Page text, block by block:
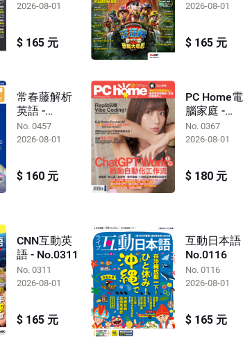
2026-08-01
$ 165 元
2026-08-01
$ 165 元
常春藤解析
英語 -
No.0457
No. 0457
2026-08-01
$ 160 元
PC Home電
腦家庭 -
No.0367
No. 0367
2026-08-01
$ 180 元
CNN互動英
語 - No.0311
No. 0311
2026-08-01
$ 165 元
互動日本語
No.0116
No. 0116
2026-08-01
$ 165 元